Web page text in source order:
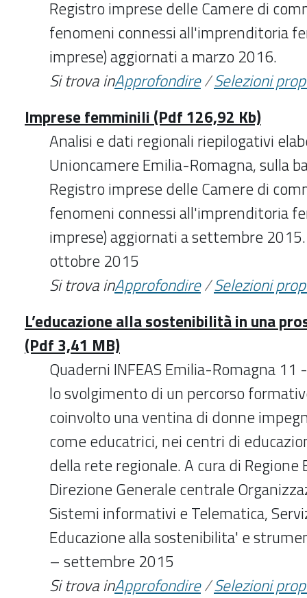
Registro imprese delle Camere di
fenomeni connessi all'imprenditoria
imprese) aggiornati a marzo 2016.
Si trova inApprofondire/Selezioni
Imprese femminili (Pdf 126,92 Kb)
Analisi e dati regionali riepilogativi
Unioncamere Emilia-Romagna, sulla
Registro imprese delle Camere di
fenomeni connessi all'imprenditoria
imprese) aggiornati a settembre
ottobre 2015
Si trova inApprofondire/Selezioni
L’educazione alla sostenibilità in una
(Pdf 3,41 MB)
Quaderni INFEAS Emilia-Romagna
lo svolgimento di un percorso
coinvolto una ventina di donne
come educatrici, nei centri di
della rete regionale. A cura di Regione
Direzione Generale centrale
Sistemi informativi e Telematica,
Educazione alla sostenibilita' e
– settembre 2015
Si trova inApprofondire/Selezioni